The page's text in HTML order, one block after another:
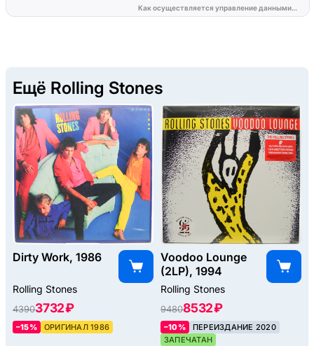
Ещё Rolling Stones
Dirty Work, 1986
Rolling Stones
43903732 ₽
–15% ОРИГИНАЛ 1986
Voodoo Lounge
(2LP), 1994
Rolling Stones
94808532 ₽
–10%
ПЕРЕИЗДАНИЕ 2020
ЗАПЕЧАТАН